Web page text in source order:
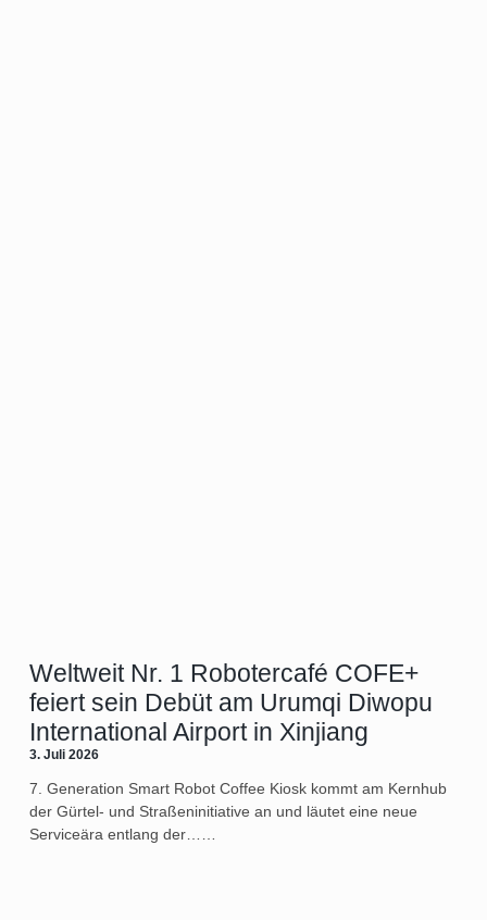
Weltweit Nr. 1 Robotercafé COFE+
feiert sein Debüt am Urumqi Diwopu
International Airport in Xinjiang
3. Juli 2026
7. Generation Smart Robot Coffee Kiosk kommt am Kernhub
der Gürtel- und Straßeninitiative an und läutet eine neue
Serviceära entlang der……